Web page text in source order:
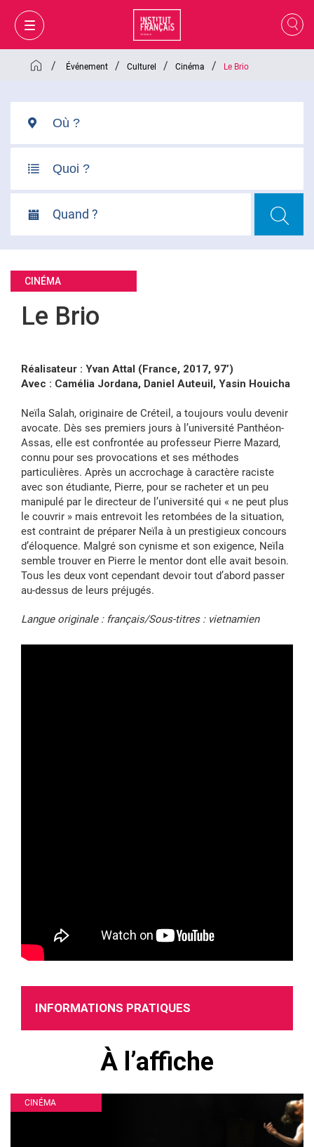
/ Événement / Culturel / Cinéma / Le Brio
Quand ?
CINÉMA
Le Brio
Réalisateur : Yvan Attal (France, 2017, 97’)
Avec : Camélia Jordana, Daniel Auteuil, Yasin Houicha
Neïla Salah, originaire de Créteil, a toujours voulu devenir
avocate. Dès ses premiers jours à l’université Panthéon-
Assas, elle est confrontée au professeur Pierre Mazard,
connu pour ses provocations et ses méthodes
particulières. Après un accrochage à caractère raciste
avec son étudiante, Pierre, pour se racheter et un peu
manipulé par le directeur de l’université qui « ne peut plus
le couvrir » mais entrevoit les retombées de la situation,
est contraint de préparer Neïla à un prestigieux concours
d’éloquence. Malgré son cynisme et son exigence, Neïla
semble trouver en Pierre le mentor dont elle avait besoin.
Tous les deux vont cependant devoir tout d’abord passer
au-dessus de leurs préjugés.
Langue originale : français/Sous-titres : vietnamien
INFORMATIONS PRATIQUES
À l’affiche
CINÉMA